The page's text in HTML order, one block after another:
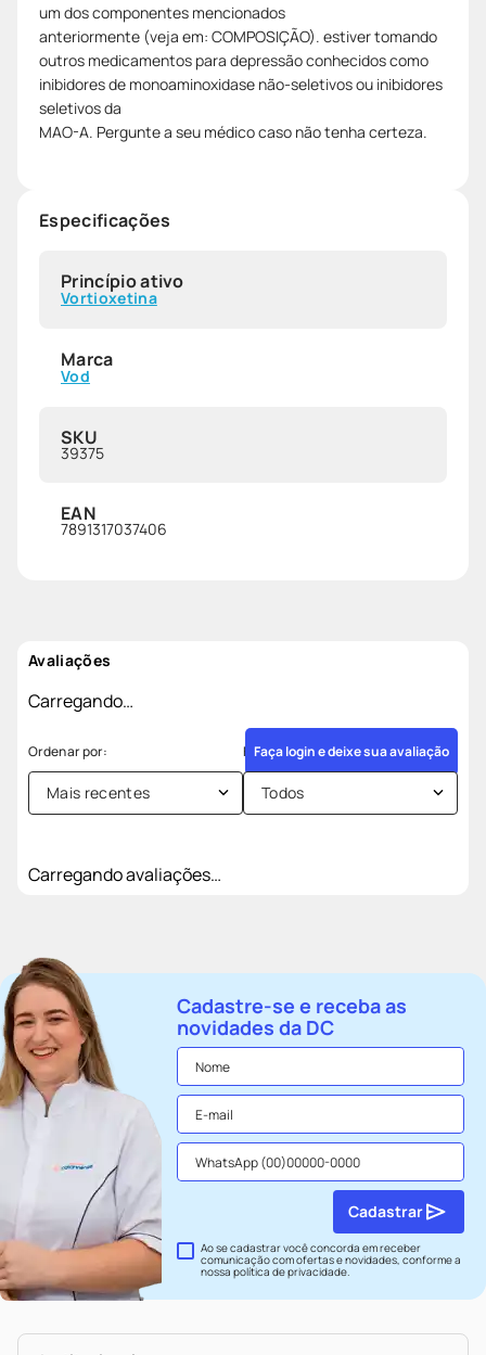
um dos componentes mencionados
anteriormente (veja em: COMPOSIÇÃO). estiver tomando
outros medicamentos para depressão conhecidos como
inibidores de monoaminoxidase não-seletivos ou inibidores
seletivos da
MAO-A. Pergunte a seu médico caso não tenha certeza.
Especificações
Princípio ativo
Vortioxetina
Marca
Vod
SKU
39375
EAN
7891317037406
Avaliações
Carregando…
Faça login e deixe sua avaliação
Mais recentes Todos
Carregando avaliações…
Cadastre-se e receba as
novidades da DC
Ao se cadastrar você concorda em receber
comunicação com ofertas e novidades, conforme a
nossapolítica de privacidade.
Cadastrar